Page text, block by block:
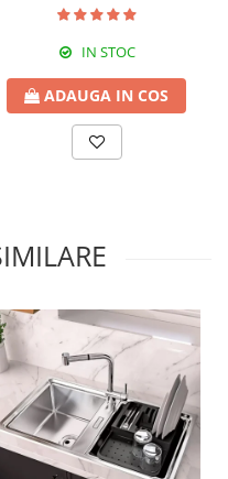
IN STOC
ADAUGA IN COS